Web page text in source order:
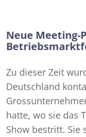
Neue
Zu dieser Zeit
Deutschland
hatte, wo sie das
Show bestritt. Sie